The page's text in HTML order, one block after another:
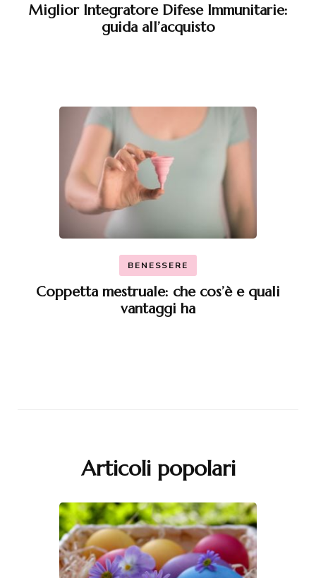
Miglior Integratore Difese Immunitarie:
guida all’acquisto
BENESSERE
Coppetta mestruale: che cos’è e quali
vantaggi ha
Articoli popolari